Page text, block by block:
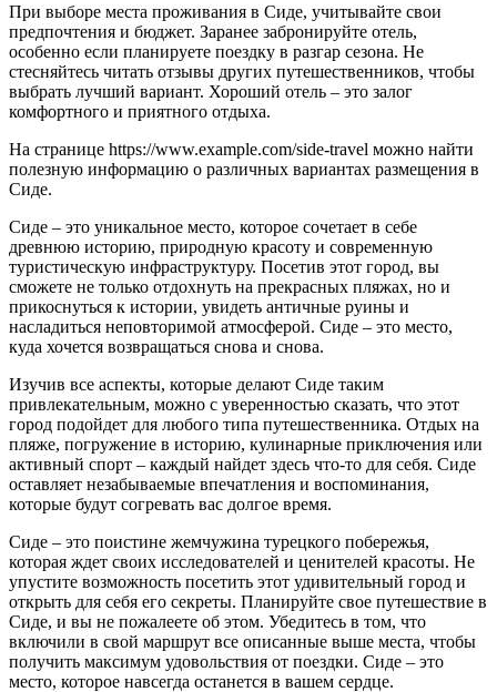
При выборе места проживания в Сиде, учитывайте свои
предпочтения и бюджет. Заранее забронируйте отель,
особенно если планируете поездку в разгар сезона. Не
стесняйтесь читать отзывы других путешественников, чтобы
выбрать лучший вариант. Хороший отель – это залог
комфортного и приятного отдыха.
На странице https://www.example.com/side-travel можно найти
полезную информацию о различных вариантах размещения в
Сиде.
Сиде – это уникальное место, которое сочетает в себе
древнюю историю, природную красоту и современную
туристическую инфраструктуру. Посетив этот город, вы
сможете не только отдохнуть на прекрасных пляжах, но и
прикоснуться к истории, увидеть античные руины и
насладиться неповторимой атмосферой. Сиде – это место,
куда хочется возвращаться снова и снова.
Изучив все аспекты, которые делают Сиде таким
привлекательным, можно с уверенностью сказать, что этот
город подойдет для любого типа путешественника. Отдых на
пляже, погружение в историю, кулинарные приключения или
активный спорт – каждый найдет здесь что-то для себя. Сиде
оставляет незабываемые впечатления и воспоминания,
которые будут согревать вас долгое время.
Сиде – это поистине жемчужина турецкого побережья,
которая ждет своих исследователей и ценителей красоты. Не
упустите возможность посетить этот удивительный город и
открыть для себя его секреты. Планируйте свое путешествие в
Сиде, и вы не пожалеете об этом. Убедитесь в том, что
включили в свой маршрут все описанные выше места, чтобы
получить максимум удовольствия от поездки. Сиде – это
место, которое навсегда останется в вашем сердце.